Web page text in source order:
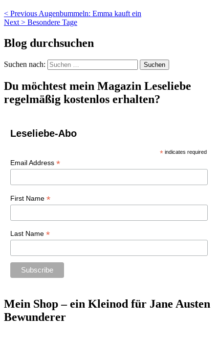
< PreviousAugenbummeln: Emma kauft ein
Next > Besondere Tage
Blog durchsuchen
Suchen nach:
Du möchtest mein Magazin Leseliebe
regelmäßig kostenlos erhalten?
Leseliebe-Abo
* indicates required
Email Address *
First Name *
Last Name *
Mein Shop – ein Kleinod für Jane Austen
Bewunderer